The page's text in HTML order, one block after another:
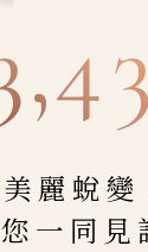
麗蛻變
您一同見